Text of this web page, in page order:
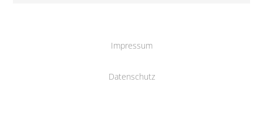
Impressum
Datenschutz